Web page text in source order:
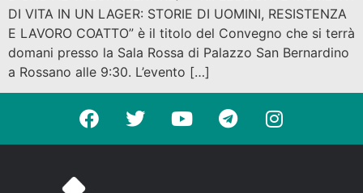
DI VITA IN UN LAGER: STORIE DI UOMINI, RESISTENZA
E LAVORO COATTO” è il titolo del Convegno che si terrà
domani presso la Sala Rossa di Palazzo San Bernardino
a Rossano alle 9:30. L’evento […]